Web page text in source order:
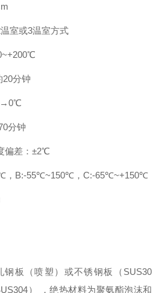
室或3温室方式
分钟
分钟
偏差：±2℃
，B:-55℃~150℃，C:-65℃~+150℃
板（喷塑）或不锈钢板（SUS30
） ，绝热材料为聚氨酯泡沫和